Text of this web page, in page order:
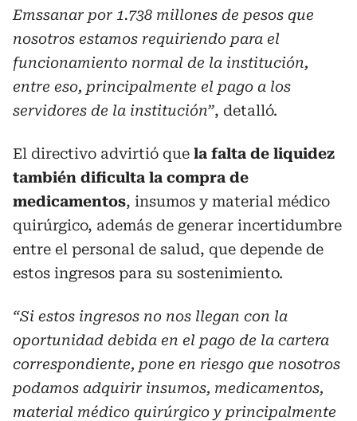
Emssanar por 1.738 millones de pesos que
nosotros estamos requiriendo para el
funcionamiento normal de la institución,
entre eso, principalmente el pago a los
servidores de la institución”, detalló.
El directivo advirtió que la falta de liquidez
también dificulta la compra de
medicamentos, insumos y material médico
quirúrgico, además de generar incertidumbre
entre el personal de salud, que depende de
estos ingresos para su sostenimiento.
“Si estos ingresos no nos llegan con la
oportunidad debida en el pago de la cartera
correspondiente, pone en riesgo que nosotros
podamos adquirir insumos, medicamentos,
material médico quirúrgico y principalmente